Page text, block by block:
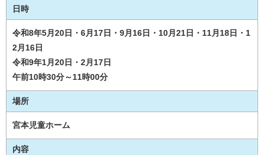
日時
令和8年5月20日・6月17日・9月16日・10月21日・11月18日・1
2月16日
令和9年1月20日・2月17日
午前10時30分～11時00分
場所
宮本児童ホーム
内容